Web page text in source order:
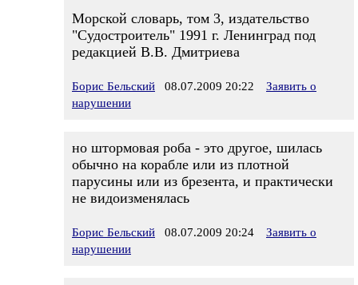
Морской словарь, том 3, издательство
"Судостроитель" 1991 г. Ленинград под
редакцией В.В. Дмитриева
Борис Бельский 08.07.2009 20:22
Заявить о
нарушении
но штормовая роба - это другое, шилась
обычно на корабле или из плотной
парусины или из брезента, и практически
не видоизменялась
Борис Бельский 08.07.2009 20:24
Заявить о
нарушении